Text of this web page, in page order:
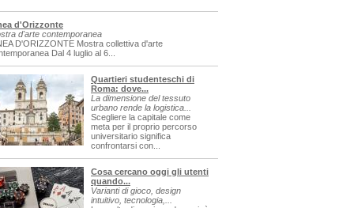
d'Orizzonte
d'arte contemporanea
D'ORIZZONTE Mostra collettiva d'arte
Dal 4 luglio al 6...
Quartieri studenteschi di
Roma: dove...
La dimensione del tessuto
urbano rende la logistica...
Scegliere la capitale come
meta per il proprio percorso
universitario significa
confrontarsi con...
Cosa cercano oggi gli utenti
quando...
Varianti di gioco, design
intuitivo, tecnologia,...